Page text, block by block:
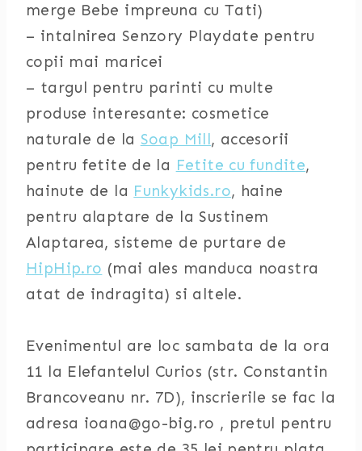
merge Bebe impreuna cu Tati)
– intalnirea Senzory Playdate pentru
copii mai maricei
– targul pentru parinti cu multe
produse interesante: cosmetice
naturale de la Soap Mill, accesorii
pentru fetite de la Fetite cu fundite,
hainute de la Funkykids.ro, haine
pentru alaptare de la Sustinem
Alaptarea, sisteme de purtare de
HipHip.ro (mai ales manduca noastra
atat de indragita) si altele.
Evenimentul are loc sambata de la ora
11 la Elefantelul Curios (str. Constantin
Brancoveanu nr. 7D), inscrierile se fac la
adresa ioana@go-big.ro , pretul pentru